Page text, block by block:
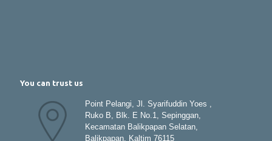
You can trust us
Point Pelangi, Jl. Syarifuddin Yoes ,
Ruko B, Blk. E No.1, Sepinggan,
Kecamatan Balikpapan Selatan,
Balikpapan, Kaltim 76115